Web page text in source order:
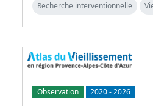
Recherche interventionnelle
Observation 2020-2026